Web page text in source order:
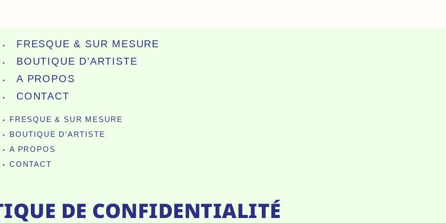
FRESQUE & SUR MESURE
BOUTIQUE D’ARTISTE
A PROPOS
CONTACT
FRESQUE & SUR MESURE
BOUTIQUE D’ARTISTE
A PROPOS
CONTACT
DE CONFIDENTIALITÉ